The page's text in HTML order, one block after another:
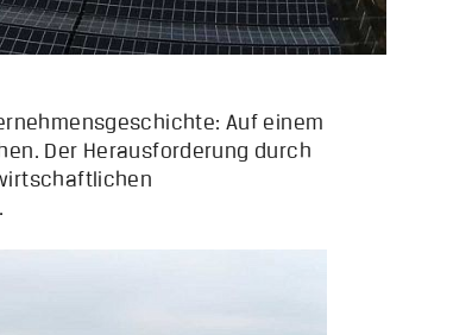
Auf einem
Der Herausforderung durch